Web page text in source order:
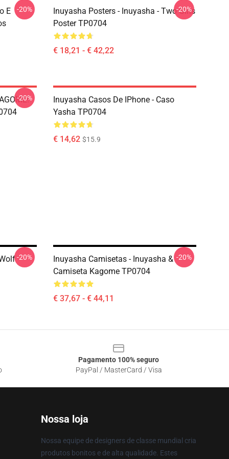
E
-20%
Inuyasha Posters - Inuyasha - Two Girls
Poster TP0704
€ 18,21 - € 42,22
-20%
-20%
Inuyasha Casos De IPhone - Caso
Yasha TP0704
€ 14,62 $15.9
-20%
Inuyasha Camisetas - Inuyasha &
Camiseta Kagome TP0704
€ 37,67 - € 44,11
-20%
Pagamento 100% seguro
PayPal / MasterCard / Visa
Nossa loja
Nossa equipe de designers de classe mundial cria
produtos bonitos e de alta qualidade. Estes